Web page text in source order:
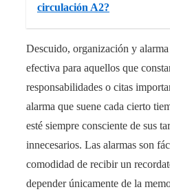
circulación A2?
Descuido, organización y
efectiva para aquellos que
responsabilidades o citas
alarma que suene cada cierto
esté siempre consciente de sus
innecesarios. Las alarmas son
comodidad de recibir un
depender únicamente de la